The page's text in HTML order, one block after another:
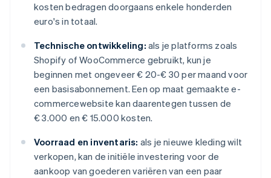
kosten bedragen doorgaans enkele honderden
euro's in totaal.
Technische ontwikkeling: als je platforms zoals
Shopify of WooCommerce gebruikt, kun je
beginnen met ongeveer € 20-€ 30 per maand voor
een basisabonnement. Een op maat gemaakte e-
commercewebsite kan daarentegen tussen de
€ 3.000 en € 15.000 kosten.
Voorraad en inventaris: als je nieuwe kleding wilt
verkopen, kan de initiële investering voor de
aankoop van goederen variëren van een paar